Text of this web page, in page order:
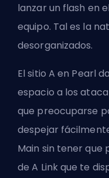
lanzar un flash en
equipo. Tal es la
desorganizados.
El sitio A en Pearl
espacio a los
que preocuparse
despejar
Main sin tener
de A Link que te